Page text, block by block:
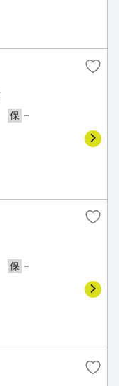
保 －
保 －